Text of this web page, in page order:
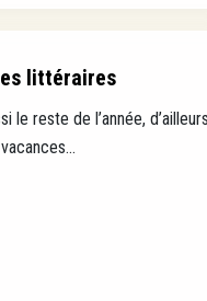
littéraires
le reste de l’année,